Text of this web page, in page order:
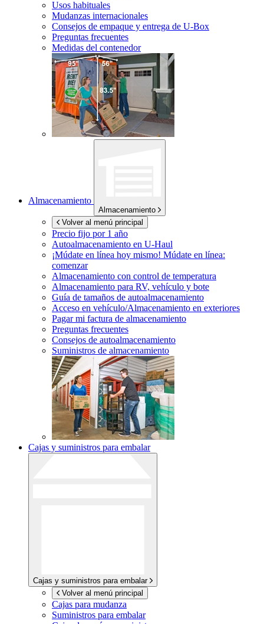
Usos habituales
Mudanzas internacionales
Consejos de empaque y entrega de U-Box
Preguntas frecuentes
Medidas del contenedor
Almacenamiento
Almacenamiento
Volver al menú principal
Precio fijo por 1 año
Autoalmacenamiento en U-Haul
¡Múdate en línea hoy mismo! Múdate en línea:
comenzar
Almacenamiento con control de temperatura
Almacenamiento para RV, vehículo y bote
Guía de tamaños de autoalmacenamiento
Acceso en vehículo/Almacenamiento en exteriores
Pagar mi factura de almacenamiento
Preguntas frecuentes
Consejos de autoalmacenamiento
Suministros de almacenamiento
Cajas y suministros para embalar
Cajas y suministros para embalar
Volver al menú principal
Cajas para mudanza
Suministros para embalar